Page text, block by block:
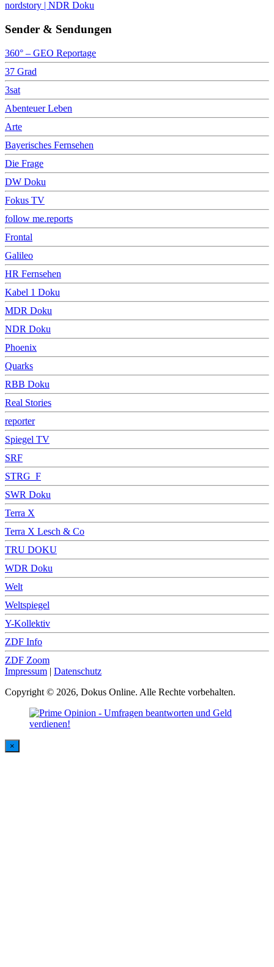
nordstory | NDR Doku
Sender & Sendungen
360° – GEO Reportage
37 Grad
3sat
Abenteuer Leben
Arte
Bayerisches Fernsehen
Die Frage
DW Doku
Fokus TV
follow me.reports
Frontal
Galileo
HR Fernsehen
Kabel 1 Doku
MDR Doku
NDR Doku
Phoenix
Quarks
RBB Doku
Real Stories
reporter
Spiegel TV
SRF
STRG_F
SWR Doku
Terra X
Terra X Lesch & Co
TRU DOKU
WDR Doku
Welt
Weltspiegel
Y-Kollektiv
ZDF Info
ZDF Zoom
Impressum | Datenschutz
Copyright © 2026, Dokus Online. Alle Rechte vorbehalten.
×